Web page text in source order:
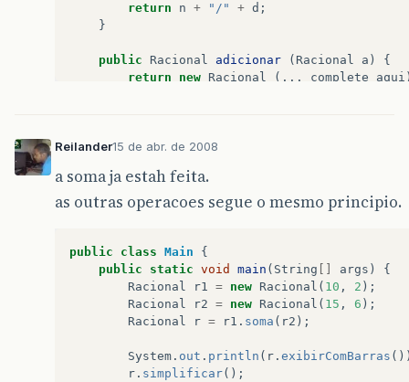
return
n + "/" + d ;
}
public Racional adicionar ( Racional a )
{
return
new Racional (... complete aqui
}
return new
}
}
public static void main(String [] args )
Racional
a new Racional ( 3 ,
);
Racional
b = new Racional
System . out . println ( a .subtrair(b ));
System. out .println
Reilander15 de abr. de 2008
a soma ja estah feita.
as outras operacoes segue o mesmo principio.
public class Main
{
public
static void main ( String args )
{
Racional
r1 = new Racional ( 10 , 2 );
Racional
r2 = new Racional ( 15 , 6 );
Racional
r = r1 . soma ( r2 );
System . out . println ( r . exibirComBarras
r . simplificar();